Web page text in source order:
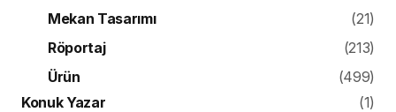
Mekan Tasarımı
(21)
Röportaj
(213)
Ürün
(499)
Konuk Yazar
(1)